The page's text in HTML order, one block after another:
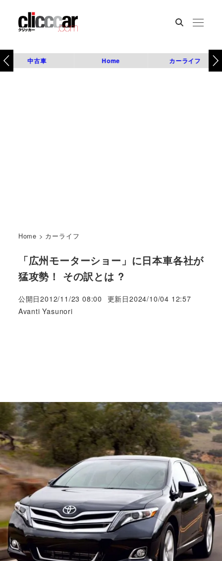
中古車 Home カーライフ
Home > カーライフ
「広州モーターショー」に日本車各社が
猛攻勢！ その訳とは ?
公開日2012/11/23 08:00 更新日2024/10/04 12:57
著
Avanti Yasunori